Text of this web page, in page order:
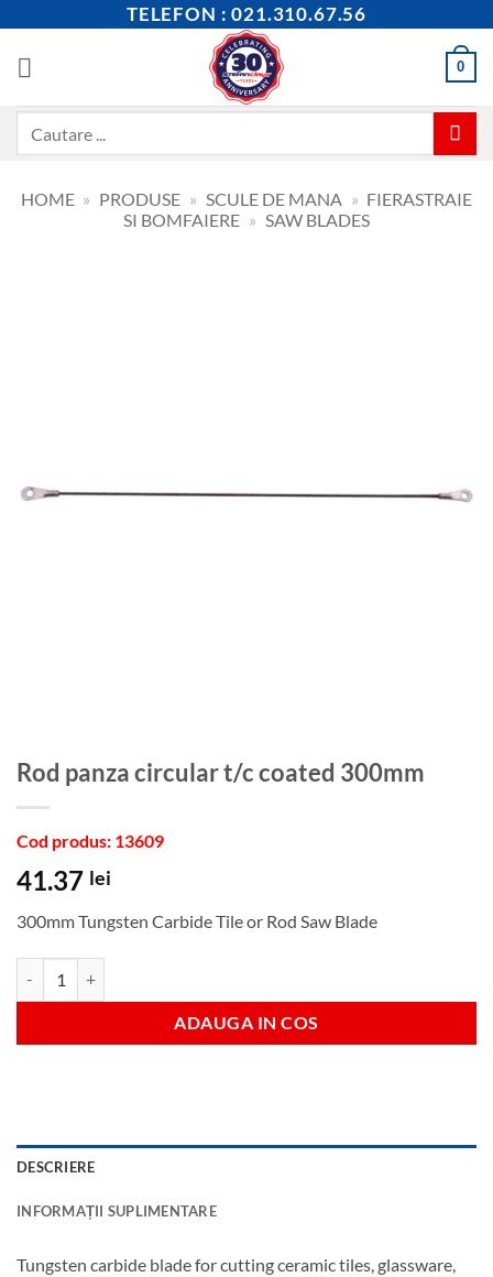
content
TELEFON : 021.310.67.56
0
HOME » PRODUSE » SCULE DE MANA » FIERASTRAIE
SI BOMFAIERE » SAW BLADES
rod panza circular t/c coated 300mm
Cod produs: 13609
41.37 lei
300mm Tungsten Carbide Tile or Rod Saw Blade
ADAUGA IN COS
DESCRIERE
INFORMAȚII SUPLIMENTARE
Tungsten carbide blade for cutting ceramic tiles, glassware,